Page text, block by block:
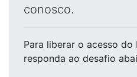
conosco.
Para liberar o acesso do
responda ao desafio